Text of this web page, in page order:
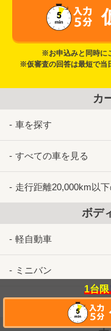
※お申込みと同時に
※仮審査の回答は最短で当
1台限
カ
車を探す
すべての車を見る
走行距離20,000km以
ボデ
軽自動車
ミニバン
スポーツ・セダンなど